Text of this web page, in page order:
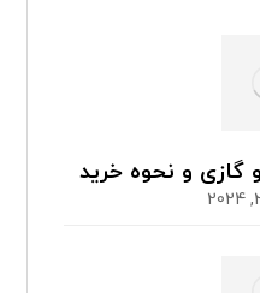
گازی و نحوه خرید